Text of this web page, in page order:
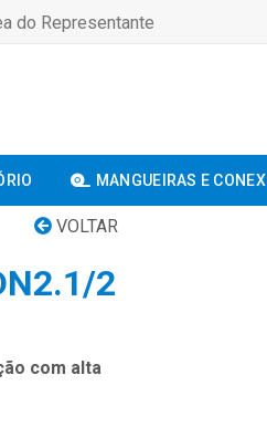
do Representante
MANGUEIRAS E
VOLTAR
2
com alta